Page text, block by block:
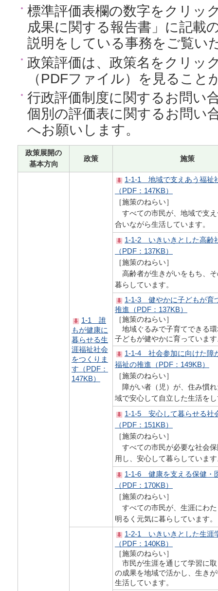
標準評価表欄の数字をクリッ
成果に関する報告書」に記載
説明をしている事務をご覧い
政策評価は、政策名をクリッ
（PDFファイル）を見ること
行政評価制度に関するお問い
個別の評価表に関するお問い
へお願いします。
政策展開の
基本方向
政策 施策
1-1 誰
もが健康に
暮らせる生
涯福祉社会
をつくりま
す（PDF：
147KB）
1-1-1 地域で支えあう福祉
（PDF：147KB）
［施策のねらい］
すべての市民が、地域で支
合いながら生活しています。
1-1-2 いきいきとした高齢
（PDF：137KB）
［施策のねらい］
高齢者が生きがいをもち、
暮らしています。
1-1-3 健やかに子どもが育
推進（PDF：137KB）
［施策のねらい］
地域ぐるみで子育てできる
子どもが健やかに育っていま
1-1-4 社会参加に向けた障
福祉の推進（PDF：149KB）
［施策のねらい］
障がい者（児）が、住み慣
域で安心して自立した生活を
1-1-5 安心して暮らせる社
（PDF：151KB）
［施策のねらい］
すべての市民が必要な社会
用し、安心して暮らしていま
1-1-6 健康を支える保健・
（PDF：170KB）
［施策のねらい］
すべての市民が、生涯にわ
明るく元気に暮らしています。
1-2-1 いきいきとした生涯
（PDF：140KB）
［施策のねらい］
市民が生涯を通じて学習に
の成果を地域で活かし、生き
生活しています。